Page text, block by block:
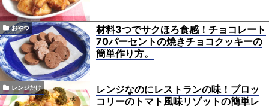
おやつ
材料3つでサクほろ食感！チョコレート
70パーセントの焼きチョコクッキーの
簡単作り方。
レンジだけ
レンジなのにレストランの味！ブロッ
コリーのトマト風味リゾットの簡単レ